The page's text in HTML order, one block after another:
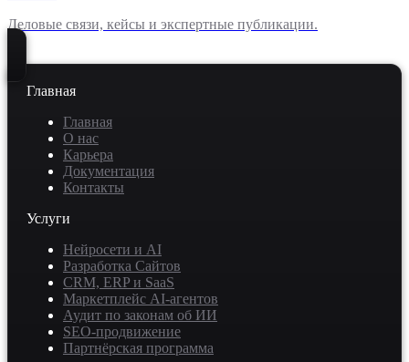
Деловые связи, кейсы и экспертные публикации.
Главная
Главная
О нас
Карьера
Документация
Контакты
Услуги
Нейросети и AI
Разработка Сайтов
CRM, ERP и SaaS
Маркетплейс AI-агентов
Аудит по законам об ИИ
SEO-продвижение
Партнёрская программа